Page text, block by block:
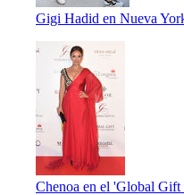
Gigi Hadid en Nueva
Chenoa en el 'Global Gift